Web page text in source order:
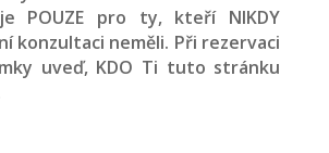
POUZE pro ty, kteří NIKDY
konzultaci neměli. Při rezervaci
uveď, KDO Ti tuto stránku